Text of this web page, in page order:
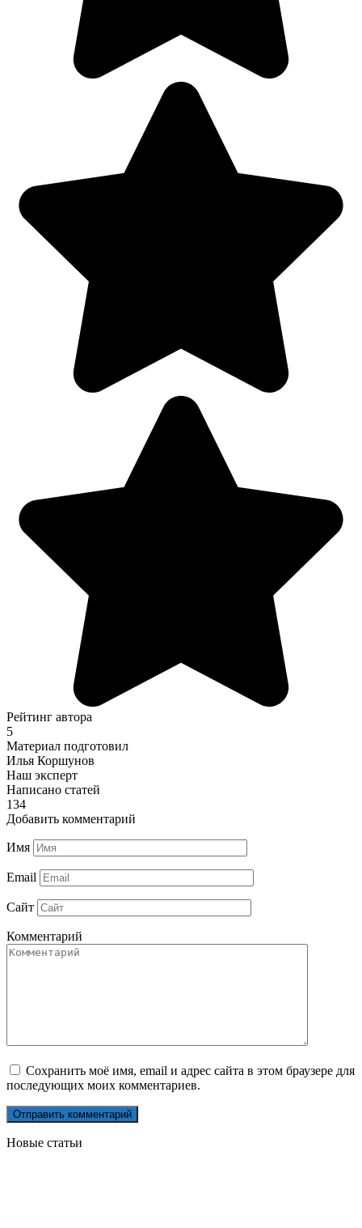
Рейтинг автора
5
Материал подготовил
Илья Коршунов
Наш эксперт
Написано статей
134
Добавить комментарий
Имя
Email
Сайт
Комментарий
Сохранить моё имя, email и адрес сайта в этом браузере для
последующих моих комментариев.
Новые статьи